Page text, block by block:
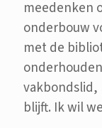
meedenken
onderbouw
met de
vakbondslid,
blijft. Ik wil